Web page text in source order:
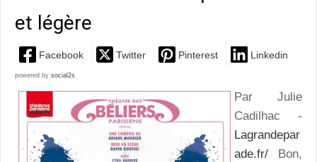
et légère
Facebook Twitter Pinterest Linkedin
powered by social2s
Par Julie
Cadilhac -
Lagrandepar
ade.fr/ Bon,